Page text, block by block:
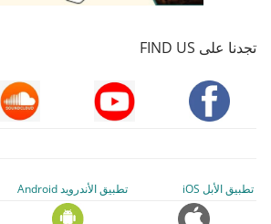
تجدنا على FIND US
تطبيق الأبل iOS تطبيق الأندرويد Android